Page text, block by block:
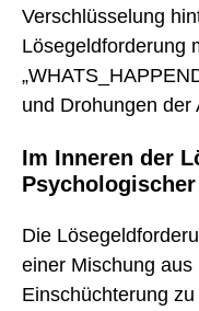
Verschlüsselung
Lösegeldforderung
und Drohungen der
Im Inneren der
Die
einer Mischung aus
Einschüchterung